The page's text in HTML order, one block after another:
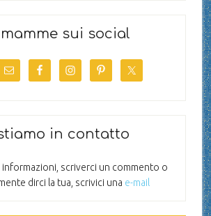
sui social
in contatto
informazioni, scriverci un commento o
dirci la tua, scrivici una e-mail